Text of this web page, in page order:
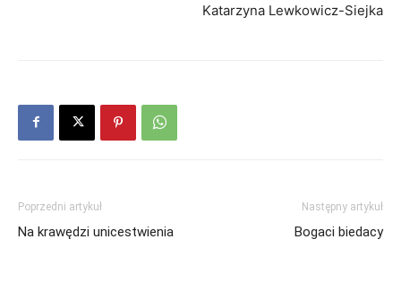
Katarzyna Lewkowicz-Siejka
Poprzedni artykuł
Na krawędzi unicestwienia
Następny artykuł
Bogaci biedacy